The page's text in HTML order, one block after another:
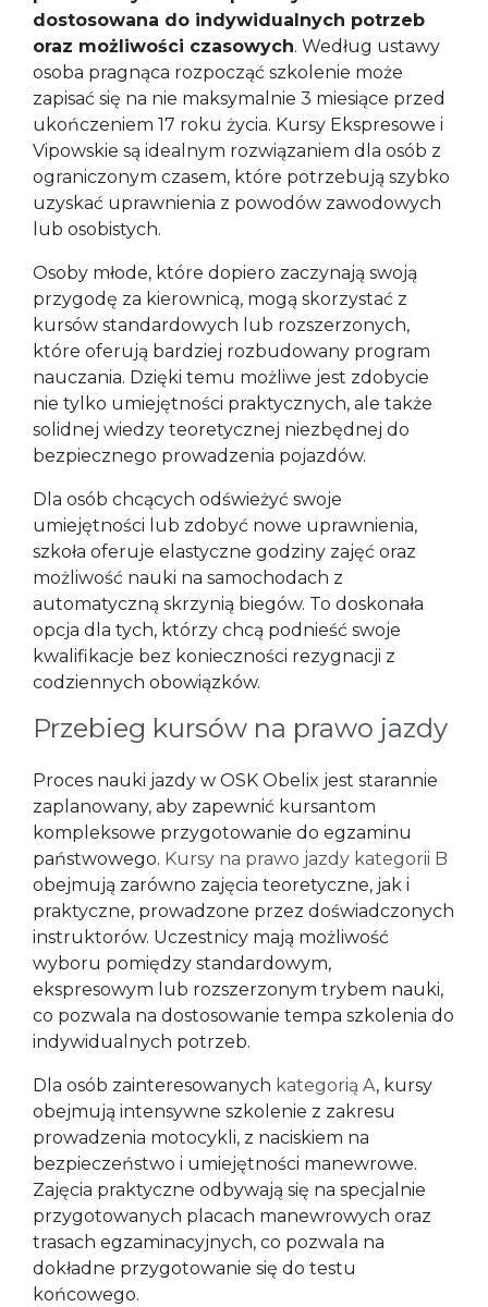
dostosowana do indywidualnych potrzeb
oraz możliwości czasowych. Według ustawy
osoba pragnąca rozpocząć szkolenie może
zapisać się na nie maksymalnie 3 miesiące przed
ukończeniem 17 roku życia. Kursy Ekspresowe i
Vipowskie są idealnym rozwiązaniem dla osób z
ograniczonym czasem, które potrzebują szybko
uzyskać uprawnienia z powodów zawodowych
lub osobistych.
Osoby młode, które dopiero zaczynają swoją
przygodę za kierownicą, mogą skorzystać z
kursów standardowych lub rozszerzonych,
które oferują bardziej rozbudowany program
nauczania. Dzięki temu możliwe jest zdobycie
nie tylko umiejętności praktycznych, ale także
solidnej wiedzy teoretycznej niezbędnej do
bezpiecznego prowadzenia pojazdów.
Dla osób chcących odświeżyć swoje
umiejętności lub zdobyć nowe uprawnienia,
szkoła oferuje elastyczne godziny zajęć oraz
możliwość nauki na samochodach z
automatyczną skrzynią biegów. To doskonała
opcja dla tych, którzy chcą podnieść swoje
kwalifikacje bez konieczności rezygnacji z
codziennych obowiązków.
Przebieg kursów na prawo jazdy
Proces nauki jazdy w OSK Obelix jest starannie
zaplanowany, aby zapewnić kursantom
kompleksowe przygotowanie do egzaminu
państwowego. Kursy na prawo jazdy kategorii B
obejmują zarówno zajęcia teoretyczne, jak i
praktyczne, prowadzone przez doświadczonych
instruktorów. Uczestnicy mają możliwość
wyboru pomiędzy standardowym,
ekspresowym lub rozszerzonym trybem nauki,
co pozwala na dostosowanie tempa szkolenia do
indywidualnych potrzeb.
Dla osób zainteresowanych kategorią A, kursy
obejmują intensywne szkolenie z zakresu
prowadzenia motocykli, z naciskiem na
bezpieczeństwo i umiejętności manewrowe.
Zajęcia praktyczne odbywają się na specjalnie
przygotowanych placach manewrowych oraz
trasach egzaminacyjnych, co pozwala na
dokładne przygotowanie się do testu
końcowego.